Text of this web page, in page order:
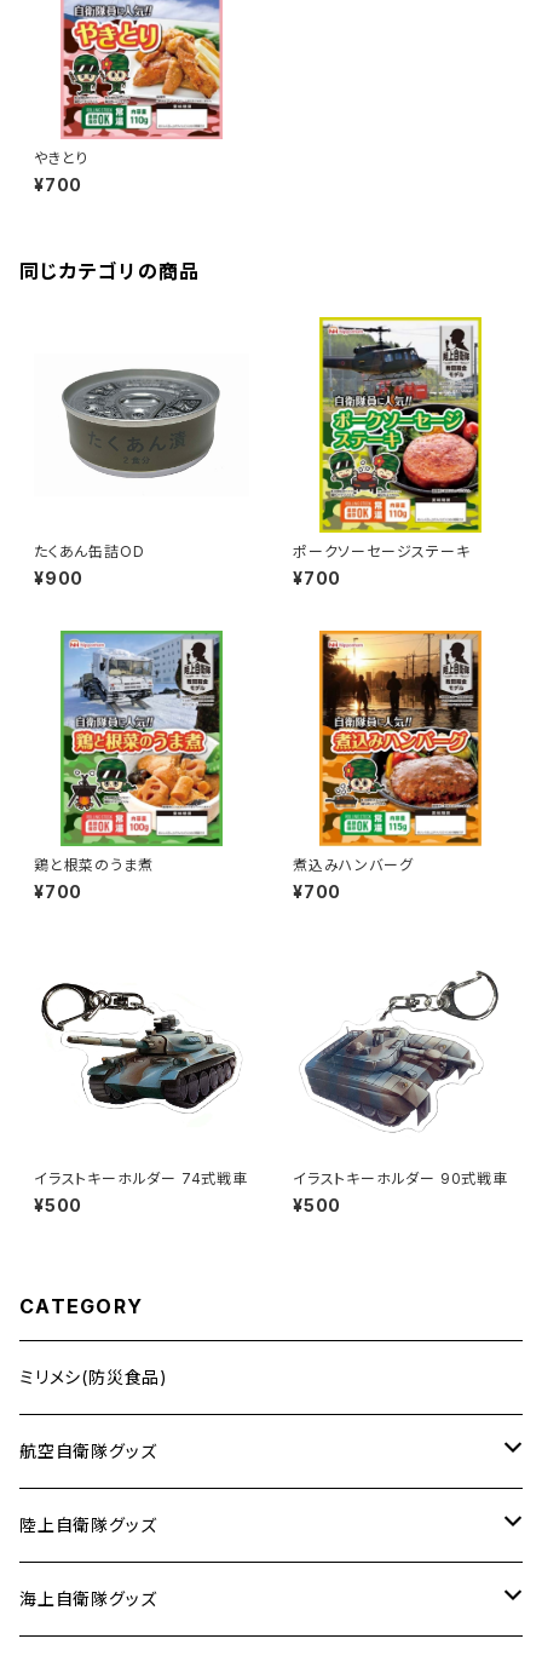
やきとり
¥700
同じカテゴリの商品
たくあん缶詰OD
¥900
ポークソーセージステーキ
¥700
鶏と根菜のうま煮
¥700
煮込みハンバーグ
¥700
イラストキーホルダー 74式戦車
¥500
イラストキーホルダー 90式戦車
¥500
CATEGORY
ミリメシ(防災食品)
航空自衛隊グッズ
タオル
ピンバッジ
陸上自衛隊グッズ
ミリメシ
海上自衛隊グッズ